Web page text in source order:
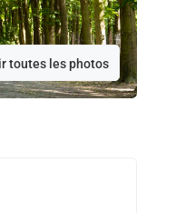
toutes les photos